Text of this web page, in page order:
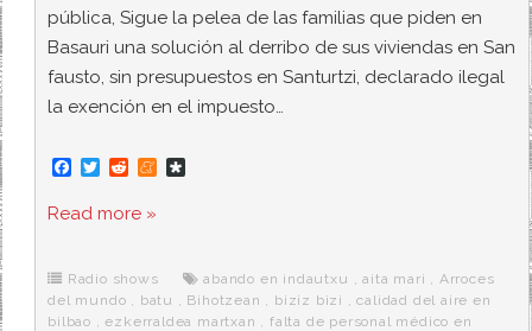
pública, Sigue la pelea de las familias que piden en
Basauri una solución al derribo de sus viviendas en San
fausto, sin presupuestos en Santurtzi, declarado ilegal
la exención en el impuesto…
F
c
e
o
k
T
i
t
r
R
d
d
M
e
r
a
Read more »
Radio shows abando en indautxu ,aita mari , Arroces
del mundo , batu , Bihotzean , biziz bizi ,calidad del aire en
bilbao ,ezkerraldea martxan ,falta de personal médico en